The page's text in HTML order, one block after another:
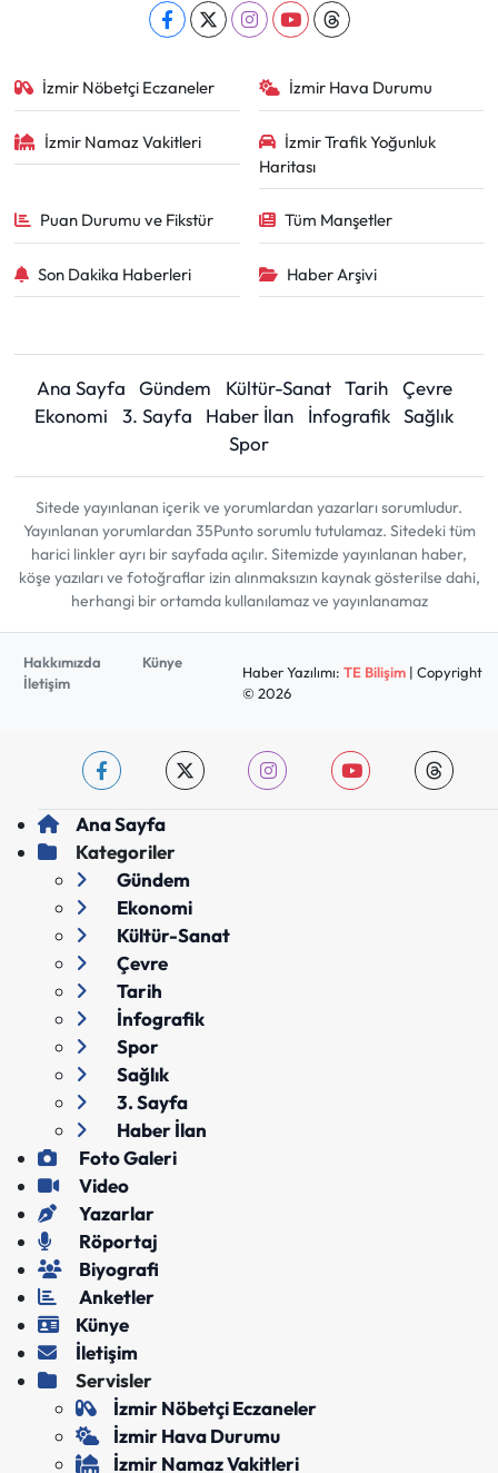
İzmir Nöbetçi Eczaneler İzmir Hava Durumu
İzmir Namaz Vakitleri
İzmir Trafik Yoğunluk
Haritası
Puan Durumu ve Fikstür Tüm Manşetler
Son Dakika Haberleri Haber Arşivi
Ana Sayfa Gündem Kültür-Sanat Tarih
Çevre
Ekonomi
3. Sayfa Haber İlan İnfografik Sağlık
Spor
Sitede yayınlanan içerik ve yorumlardan yazarları sorumludur.
Yayınlanan yorumlardan 35Punto sorumlu tutulamaz. Sitedeki tüm
harici linkler ayrı bir sayfada açılır. Sitemizde yayınlanan haber,
köşe yazıları ve fotoğraflar izin alınmaksızın kaynak gösterilse dahi,
herhangi bir ortamda kullanılamaz ve yayınlanamaz
Hakkımızda
Künye
İletişim
Haber Yazılımı: TE Bilişim| Copyright
© 2026
Ana Sayfa
Kategoriler
Gündem
Ekonomi
Kültür-Sanat
Çevre
Tarih
İnfografik
Spor
Sağlık
3. Sayfa
Haber İlan
Foto Galeri
Video
Yazarlar
Röportaj
Biyografi
Anketler
Künye
İletişim
Servisler
İzmir Nöbetçi Eczaneler
İzmir Hava Durumu
İzmir Namaz Vakitleri